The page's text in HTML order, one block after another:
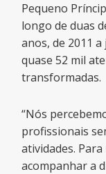
Pequeno
longo de duas
anos, de 2011
quase 52 mil
transformadas.
“Nós
profissionais
atividades.
acompanhar a